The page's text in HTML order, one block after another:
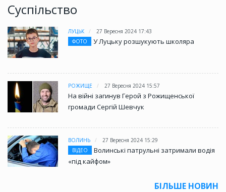
Суспільство
ЛУЦЬК
27 Вересня 2024 17:43
ФОТО
У Луцьку розшукують школяра
РОЖИЩЕ 27 Вересня 2024 15:57
На війні загинув Герой з Рожищенської
громади Сергій Шевчук
ВОЛИНЬ
27 Вересня 2024 15:29
ВІДЕО
Волинські патрульні затримали водія
«під кайфом»
БІЛЬШЕ НОВИН